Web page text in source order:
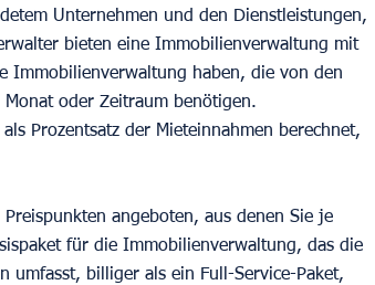
Unternehmen und den Dienstleistungen,
bieten eine Immobilienverwaltung mit
Immobilienverwaltung haben, die von den
oder Zeitraum benötigen.
Prozentsatz der Mieteinnahmen berechnet,
angeboten, aus denen Sie je
für die Immobilienverwaltung, das die
umfasst, billiger als ein Full-Service-Paket,